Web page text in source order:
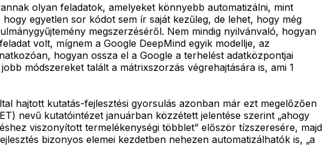
olyan feladatok, amelyeket könnyebb automatizálni, mint
egyetlen sor kódot sem ír saját kezűleg, de lehet, hogy még
megszerzéséről. Nem mindig nyilvánvaló, hogyan
volt, mígnem a Google DeepMind egyik modellje, az
hogyan ossza el a Google a terhelést adatközpontjai
módszereket talált a mátrixszorzás végrehajtására is, ami 1
hajtott kutatás-fejlesztési gyorsulás azonban már ezt megelőzően
nevű kutatóintézet januárban közzétett jelentése szerint „ahogy
viszonyított termelékenységi többlet” először tízszeresére, majd
bizonyos elemei kezdetben nehezen automatizálhatók is, „a